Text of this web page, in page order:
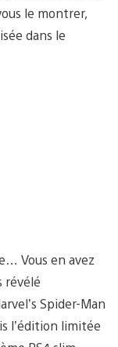
le montrer,
dans le
Vous en avez
révélé
Spider-Man
l’édition limitée